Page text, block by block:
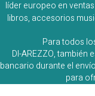
líder europeo en
libros, accesorios
Para todos
DI-AREZZO,
bancario durante el
para